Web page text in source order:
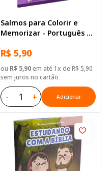
Salmos para Colorir e
Memorizar - Português e
R$ 5,90
ou R$ 5,90em até 1x de R$ 5,90
sem juros no cartão
- + Adicionar